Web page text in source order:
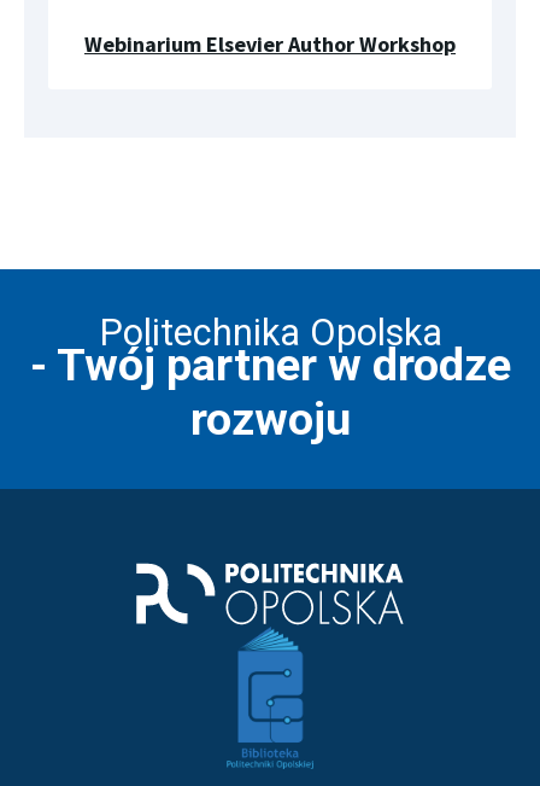
Webinarium Elsevier Author Workshop
Politechnika Opolska
- Twój partner w drodze
rozwoju